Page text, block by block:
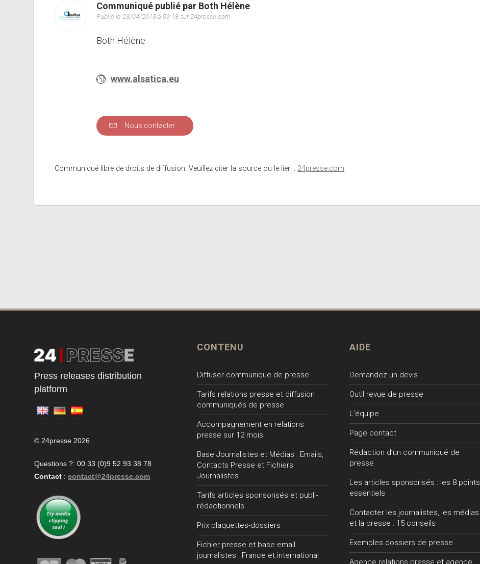
Communiqué publié par Both Hélène
Publié le 23/04/2013 à 09:18 sur 24presse.com
Both Hélène
www.alsatica.eu
Nous contacter
Communiqué libre de droits de diffusion. Veuillez citer la source ou le lien : 24presse.com
Press releases distribution
platform
© 24presse 2026
Questions ?: 00 33 (0)9 52 93 38 78
Contact : contact@24presse.com
CONTENU
Diffuser communique de presse
Tarifs relations presse et diffusion
communiqués de presse
Accompagnement en relations
presse sur 12 mois
Base Journalistes et Médias : Emails,
Contacts Presse et Fichiers
Journalistes
Tarifs articles sponsorisés et publi-
rédactionnels
Prix plaquettes-dossiers
Fichier presse et base email
journalistes : France et international
AIDE
Demandez un devis
Outil revue de presse
L’équipe
Page contact
Rédaction d’un communiqué de
presse
Les articles sponsorisés : les 8 points
essentiels
Contacter les journalistes, les médias
et la presse : 15 conseils
Exemples dossiers de presse
Agence relations presse et agence